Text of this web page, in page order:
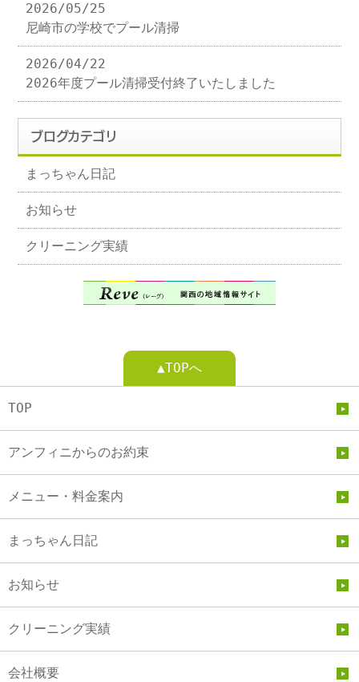
2026/05/25
尼崎市の学校でプール清掃
2026/04/22
2026年度プール清掃受付終了いたしました
ブログカテゴリ
まっちゃん日記
お知らせ
クリーニング実績
▲TOPへ
TOP
アンフィニからのお約束
メニュー・料金案内
まっちゃん日記
お知らせ
クリーニング実績
会社概要